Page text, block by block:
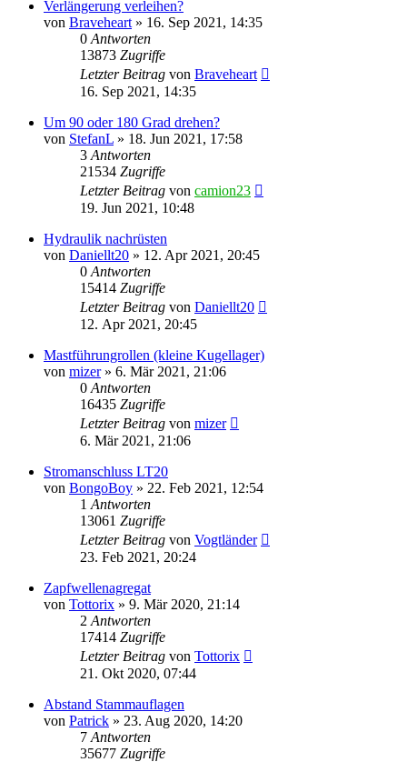
Verlängerung verleihen?
von Braveheart » 16. Sep 2021, 14:35
0 Antworten
13873 Zugriffe
Letzter Beitrag von Braveheart
16. Sep 2021, 14:35
Um 90 oder 180 Grad drehen?
von StefanL » 18. Jun 2021, 17:58
3 Antworten
21534 Zugriffe
Letzter Beitrag von camion23
19. Jun 2021, 10:48
Hydraulik nachrüsten
von Daniellt20 » 12. Apr 2021, 20:45
0 Antworten
15414 Zugriffe
Letzter Beitrag von Daniellt20
12. Apr 2021, 20:45
Mastführungrollen (kleine Kugellager)
von mizer» 6. Mär 2021, 21:06
0 Antworten
16435 Zugriffe
Letzter Beitrag von mizer
6. Mär 2021, 21:06
Stromanschluss LT20
von BongoBoy » 22. Feb 2021, 12:54
1 Antworten
13061 Zugriffe
Letzter Beitrag von Vogtländer
23. Feb 2021, 20:24
Zapfwellenagregat
von Tottorix » 9. Mär 2020, 21:14
2 Antworten
17414 Zugriffe
Letzter Beitrag von Tottorix
21. Okt 2020, 07:44
Abstand Stammauflagen
von Patrick » 23. Aug 2020, 14:20
7 Antworten
35677 Zugriffe